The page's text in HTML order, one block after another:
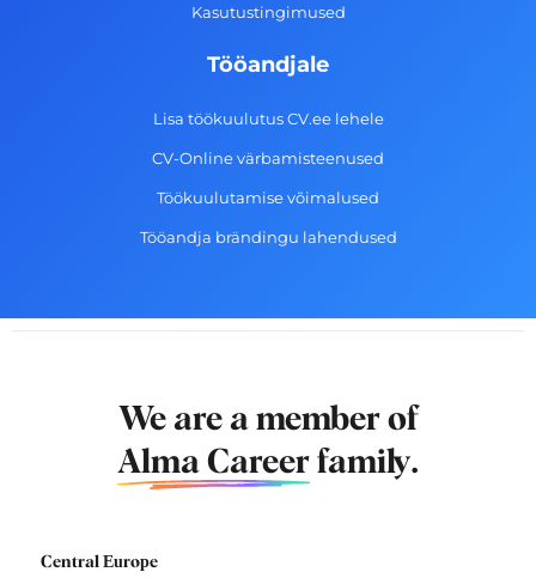
Kasutustingimused
Tööandjale
Lisa töökuulutus CV.ee lehele
CV-Online värbamisteenused
Töökuulutamise võimalused
Tööandja brändingu lahendused
We are a member of
Alma Career family.
Central Europe